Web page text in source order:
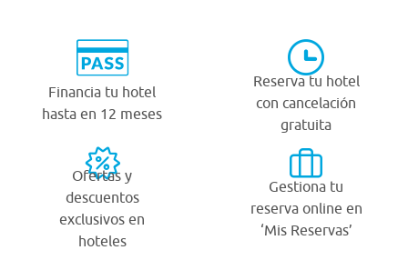
Financia tu hotel
hasta en 12 meses
Reserva tu hotel
con cancelación
gratuita
Ofertas y
descuentos
exclusivos en
hoteles
Gestiona tu
reserva online en
‘Mis Reservas’